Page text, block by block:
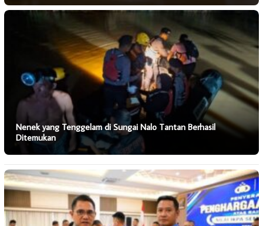
Nenek yang Tenggelam di Sungai Nalo Tantan Berhasil
Ditemukan